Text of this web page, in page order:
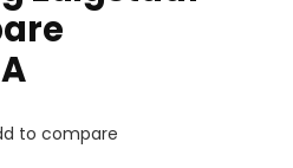
to compare